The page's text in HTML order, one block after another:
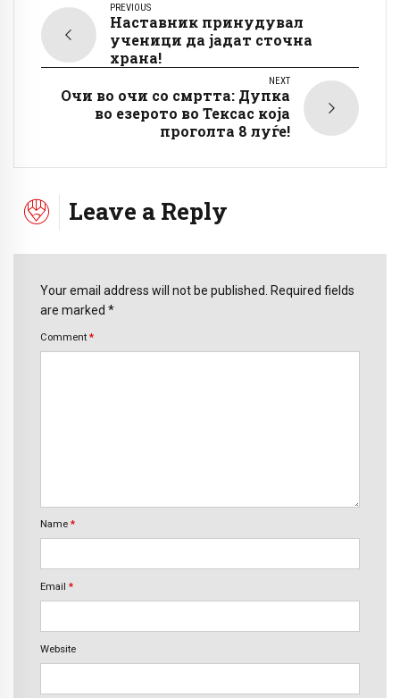
PREVIOUS
Наставник принудувал
ученици да јадат сточна
храна!
NEXT
Очи во очи со смртта: Дупка
во езерото во Тексас која
проголта 8 луѓе!
Leave a Reply
Your email address will not be published. Required fields
are marked *
Comment *
Name *
Email *
Website